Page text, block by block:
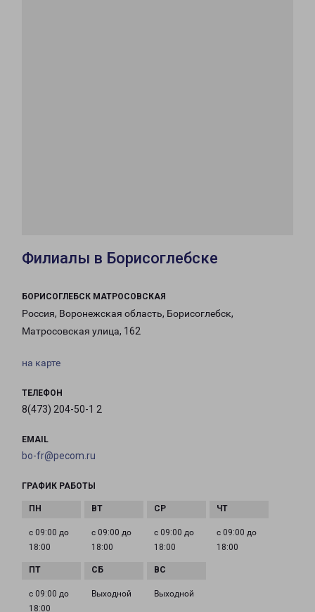
Филиалы в Борисоглебске
БОРИСОГЛЕБСК МАТРОСОВСКАЯ
Россия, Воронежская область, Борисоглебск,
Матросовская улица, 162
на карте
ТЕЛЕФОН
8(473) 204-50-1 2
EMAIL
bo-fr@pecom.ru
ГРАФИК РАБОТЫ
с 09:00 до
18:00
с 09:00 до
18:00
с 09:00 до
18:00
с 09:00 до
18:00
с 09:00 до
18:00
Выходной Выходной